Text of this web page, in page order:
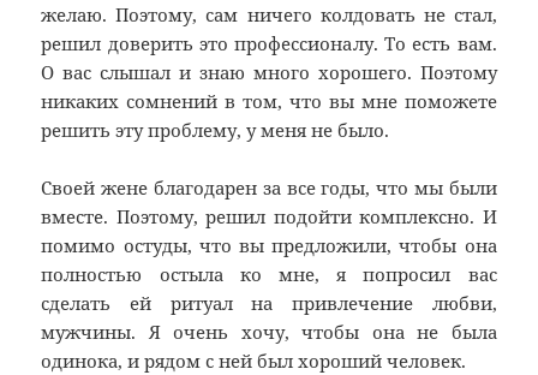
желаю. Поэтому, сам ничего колдовать не стал,
решил доверить это профессионалу. То есть вам.
О вас слышал и знаю много хорошего. Поэтому
никаких сомнений в том, что вы мне поможете
решить эту проблему, у меня не было.
Своей жене благодарен за все годы, что мы были
вместе. Поэтому, решил подойти комплексно. И
помимо остуды, что вы предложили, чтобы она
полностью остыла ко мне, я попросил вас
сделать ей ритуал на привлечение любви,
мужчины. Я очень хочу, чтобы она не была
одинока, и рядом с ней был хороший человек.